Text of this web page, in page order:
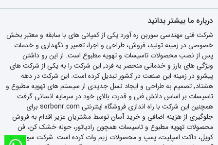
درباره ما بیشتر بدانید
شرکت فنی مهندسی سوربن ره آورد یکی از کمپانی های با سابقه و معتبر بخش
خصوصی در زمینه تولید، فروش، طراحی و اجرا، تعمیر و نگهداری و خدمات
پس از نصب محصولات تاسیسات و تهویه مطبوع است. از این رو داشتن
ویژگی های بارز و خدماتی منحصر به فرد٬ این شرکت را به یکی از شرکت های
پیشرو در زمینه این صنعت در کشور تبدیل کرده است. این شرکت در دهه
هشتاد٬ تصمیم به طراحی و ایجاد نسل جدیدی از سیستم های تهویه مطبوع و
تاسیسات بر اساس دانش فنی و قدرت بالای خود در سرمایه انسانی گرفت.
همچنین این شرکت با راه اندازی فروشگاه اینترنتی sorbonr.com برای
جلوگیری از هزینه اضافی و خرید آسان توسط مشتریان عزیر اقدام به فروش
محصولات تهویه مطبوع و تاسیسات همچون رادیاتور، حوله خشک کن، فن
کویل، داکت اسپلیت، پمپ و محصولات زیم وات کرده است. شرکت سوربن ره